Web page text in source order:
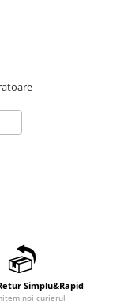
Simplu&Rapid
noi curierul